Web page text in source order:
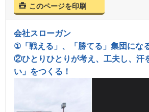
このページを印刷
会社スローガン
①「戦える」、「勝てる」集団にな
②ひとりひとりが考え、工夫し、汗
い」をつくる！